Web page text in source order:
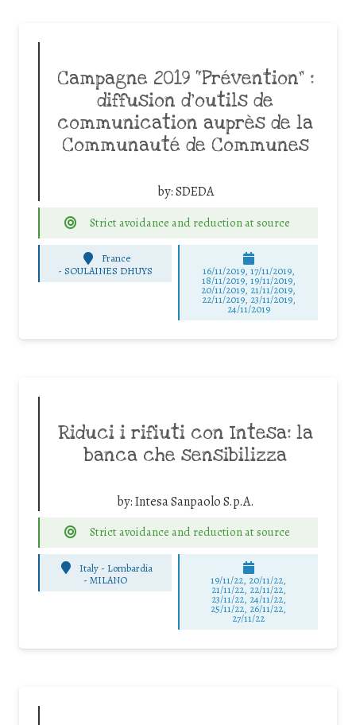
Campagne 2019 “Prévention” :
diffusion d’outils de
communication auprès de la
Communauté de Communes
by:SDEDA
Strict avoidance and reduction at source
France
-SOULAINES DHUYS 16/11/2019, 17/11/2019,
18/11/2019, 19/11/2019,
20/11/2019, 21/11/2019,
22/11/2019, 23/11/2019,
24/11/2019
Riduci i rifiuti con Intesa: la
banca che sensibilizza
by:Intesa Sanpaolo S.p.A.
Strict avoidance and reduction at source
Italy - Lombardia
-MILANO 19/11/22, 20/11/22,
21/11/22, 22/11/22,
23/11/22, 24/11/22,
25/11/22, 26/11/22,
27/11/22